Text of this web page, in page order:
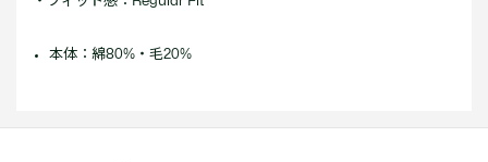
本体：綿80%・毛20%